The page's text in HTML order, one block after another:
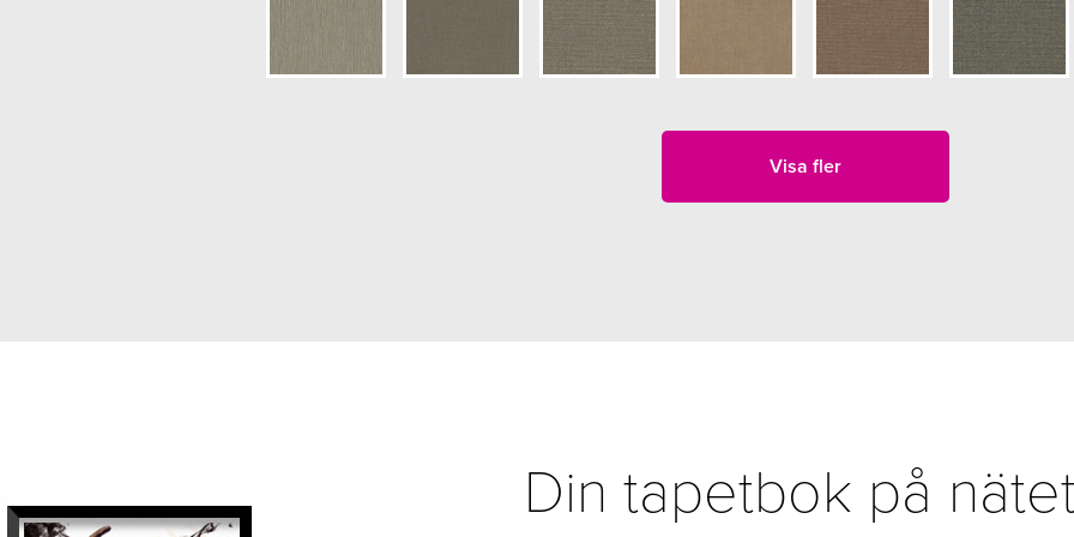
Visa fler
Din tapetbok på